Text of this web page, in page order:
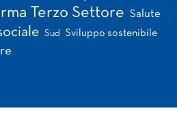
Terzo Settore Salute
Sud Sviluppo sostenibile